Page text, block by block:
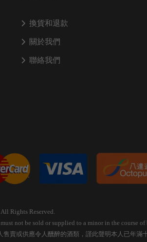
換貨和退款
關於我們
聯絡我們
Rights Reserved.
not be sold or supplied to a minor in the course
賣或供應令人醺醉的酒類，謹此聲明本人已年滿